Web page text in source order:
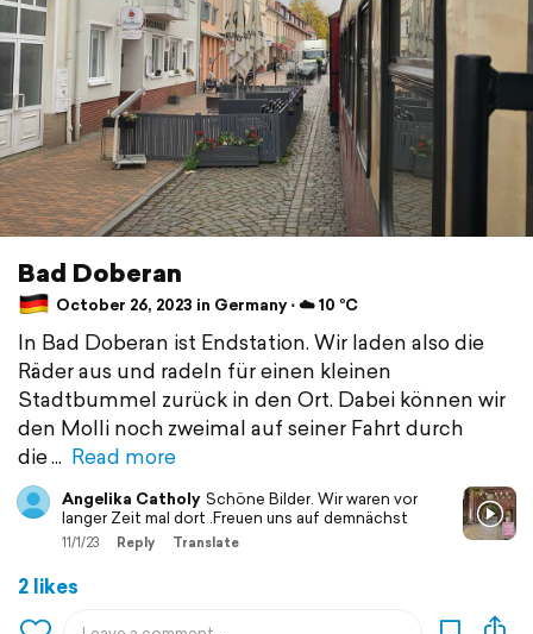
Bad Doberan
October 26, 2023 in Germany ⋅ ☁️ 10 °C
In Bad Doberan ist Endstation. Wir laden also die
Räder aus und radeln für einen kleinen
Stadtbummel zurück in den Ort. Dabei können wir
den Molli noch zweimal auf seiner Fahrt durch
die
Read more
Angelika Catholy Schöne Bilder. Wir waren vor
langer Zeit mal dort .Freuen uns auf demnächst
11/1/23 Reply Translate
2 likes